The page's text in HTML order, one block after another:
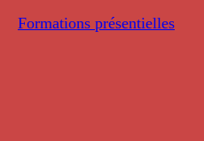
Formations présentielles